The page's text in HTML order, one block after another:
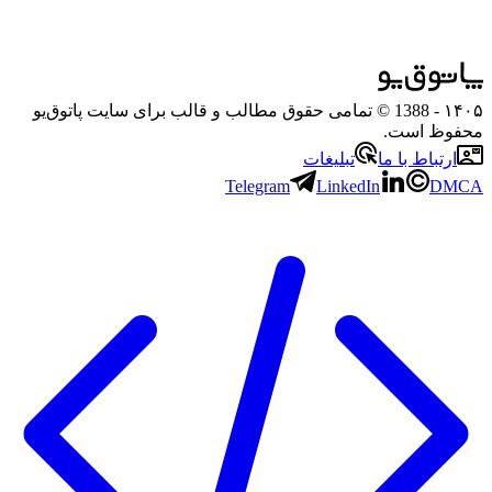
۱۴۰۵
- 1388 © تمامی حقوق مطالب و قالب برای سایت پاتوق‌یو
محفوظ است.
ارتباط با ما
تبلیغات
Telegram
LinkedIn DMCA